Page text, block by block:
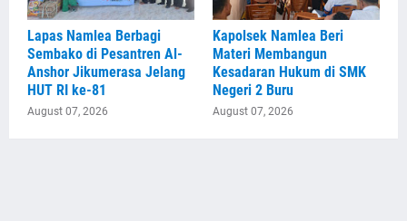
Lapas Namlea Berbagi
Sembako di Pesantren Al-
Anshor Jikumerasa Jelang
HUT RI ke-81
August 07, 2026
Kapolsek Namlea Beri
Materi Membangun
Kesadaran Hukum di SMK
Negeri 2 Buru
August 07, 2026